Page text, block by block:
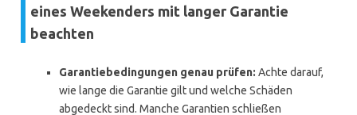
eines Weekenders mit langer Garantie
beachten
Garantiebedingungen genau prüfen: Achte darauf,
wie lange die Garantie gilt und welche Schäden
abgedeckt sind. Manche Garantien schließen